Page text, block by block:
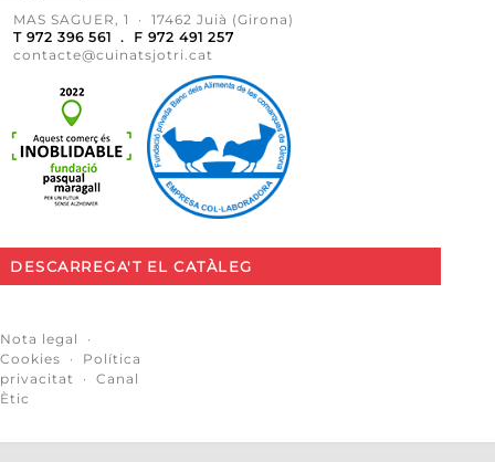
MAS SAGUER, 1 · 17462 Juià (Girona)
T 972 396 561 . F 972 491 257
contacte@cuinatsjotri.cat
DESCARREGA'T EL CATÀLEG
Nota legal
·
Cookies · Política
privacitat
· Canal
Ètic